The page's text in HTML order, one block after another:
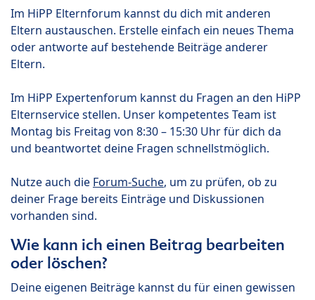
Im HiPP Elternforum kannst du dich mit anderen
Eltern austauschen. Erstelle einfach ein neues Thema
oder antworte auf bestehende Beiträge anderer
Eltern.
Im HiPP Expertenforum kannst du Fragen an den HiPP
Elternservice stellen. Unser kompetentes Team ist
Montag bis Freitag von 8:30 – 15:30 Uhr für dich da
und beantwortet deine Fragen schnellstmöglich.
Nutze auch die Forum-Suche, um zu prüfen, ob zu
deiner Frage bereits Einträge und Diskussionen
vorhanden sind.
Wie kann ich einen Beitrag bearbeiten
oder löschen?
Deine eigenen Beiträge kannst du für einen gewissen